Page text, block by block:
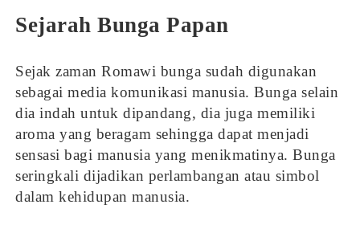
Sejarah Bunga Papan
Sejak zaman Romawi bunga sudah digunakan
sebagai media komunikasi manusia. Bunga selain
dia indah untuk dipandang, dia juga memiliki
aroma yang beragam sehingga dapat menjadi
sensasi bagi manusia yang menikmatinya. Bunga
seringkali dijadikan perlambangan atau simbol
dalam kehidupan manusia.